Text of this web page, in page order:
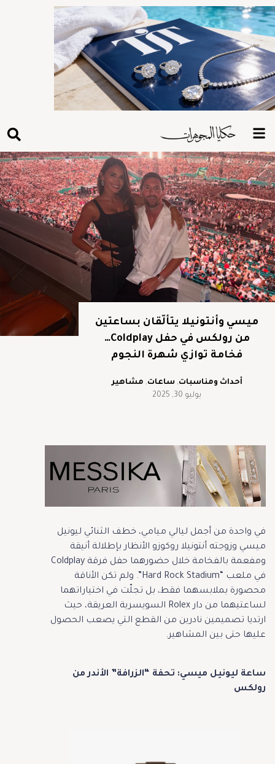
ميسي وأنتونيلا يتألّقان بساعتين
من رولكس في حفل Coldplay…
فخامة توازي شهرة النجوم
أحداث ومناسبات,ساعات,مشاهير
يوليو 30, 2025
في واحدة من أجمل ليالي ميامي، خطف الثنائي ليونيل
ميسي وزوجته أنتونيلا روكوزو الأنظار بإطلالة أنيقة
ومفعمة بالفخامة خلال حضورهما حفل فرقة Coldplay
في ملعب “Hard Rock Stadium”. ولم تكن الأناقة
محصورة بملابسهما فقط، بل تجلّت في اختياراتهما
لساعتيهما من دار Rolex السويسرية العريقة، حيث
ارتديا تصميمين نادرين من القطع التي يصعب الحصول
عليها حتى بين المشاهير.
ساعة ليونيل ميسي: تحفة “الزرافة” الأندر من
رولكس